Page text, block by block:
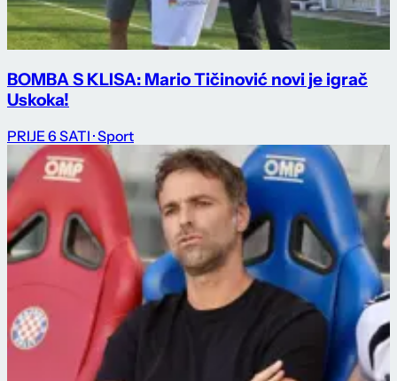
BOMBA S KLISA: Mario Tičinović novi je igrač
Uskoka!
PRIJE 6 SATI · Sport